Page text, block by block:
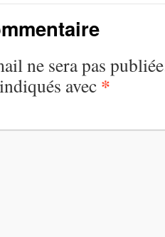
ne sera pas
avec *